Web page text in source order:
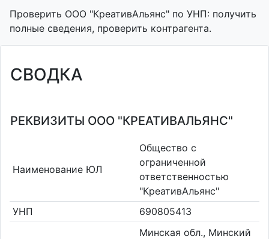
Проверить ООО "КреативАльянс" по УНП: получить
полные сведения, проверить контрагента.
СВОДКА
РЕКВИЗИТЫ ООО "КРЕАТИВАЛЬЯНС"
Наименование ЮЛ
Общество с
ограниченной
ответственностью
"КреативАльянс"
УНП
690805413
Минская обл., Минский